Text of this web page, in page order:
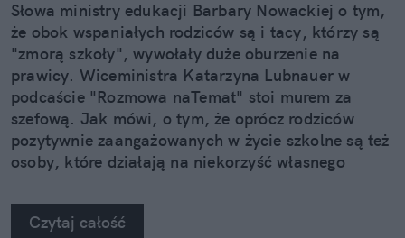
Słowa ministry edukacji Barbary Nowackiej o tym,
że obok wspaniałych rodziców są i tacy, którzy są
"zmorą szkoły", wywołały duże oburzenie na
prawicy. Wiceministra Katarzyna Lubnauer w
podcaście "Rozmowa naTemat" stoi murem za
szefową. Jak mówi, o tym, że oprócz rodziców
pozytywnie zaangażowanych w życie szkolne są też
osoby, które działają na niekorzyść własnego
nauczyciele.
Czytaj całość